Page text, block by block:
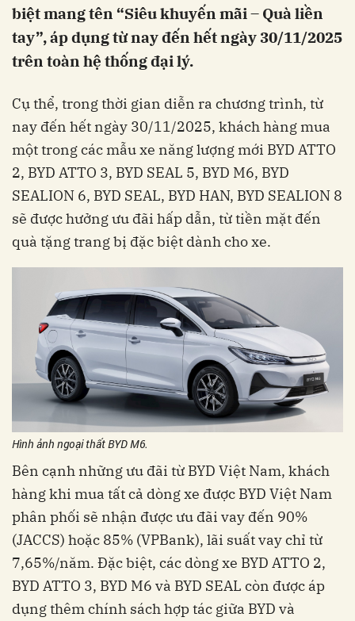
biệt mang tên “Siêu khuyến mãi – Quà liền
tay”, áp dụng từ nay đến hết ngày 30/11/2025
trên toàn hệ thống đại lý.
Cụ thể, trong thời gian diễn ra chương trình, từ
nay đến hết ngày 30/11/2025, khách hàng mua
một trong các mẫu xe năng lượng mới BYD ATTO
2, BYD ATTO 3, BYD SEAL 5, BYD M6, BYD
SEALION 6, BYD SEAL, BYD HAN, BYD SEALION 8
sẽ được hưởng ưu đãi hấp dẫn, từ tiền mặt đến
quà tặng trang bị đặc biệt dành cho xe.
Hình ảnh ngoại thất BYD M6.
Bên cạnh những ưu đãi từ BYD Việt Nam, khách
hàng khi mua tất cả dòng xe được BYD Việt Nam
phân phối sẽ nhận được ưu đãi vay đến 90%
(JACCS) hoặc 85% (VPBank), lãi suất vay chỉ từ
7,65%/năm. Đặc biệt, các dòng xe BYD ATTO 2,
BYD ATTO 3, BYD M6 và BYD SEAL còn được áp
dụng thêm chính sách hợp tác giữa BYD và